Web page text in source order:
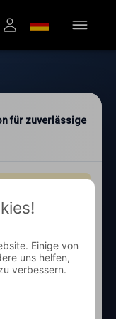
für zuverlässige
Einige von
uns helfen,
verbessern.